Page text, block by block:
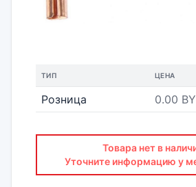
ТИП ЦЕНА
Розница 0.00
Товара нет в
Уточните информацию у